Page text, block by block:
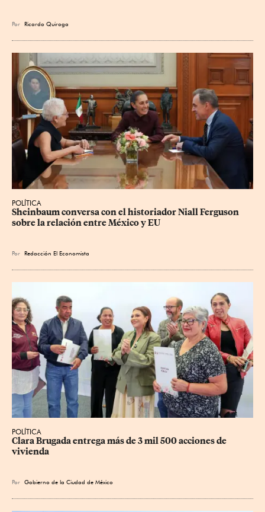
Por Ricardo Quiroga
POLÍTICA
Sheinbaum conversa con el historiador Niall Ferguson
sobre la relación entre México y EU
Por Redacción El Economista
POLÍTICA
Clara Brugada entrega más de 3 mil 500 acciones de
vivienda
Por Gobierno de la Ciudad de México